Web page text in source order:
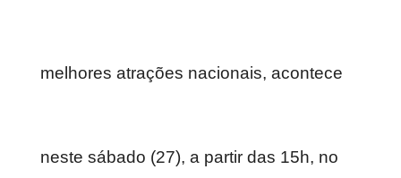
melhores atrações nacionais, acontece
neste sábado (27), a partir das 15h, no